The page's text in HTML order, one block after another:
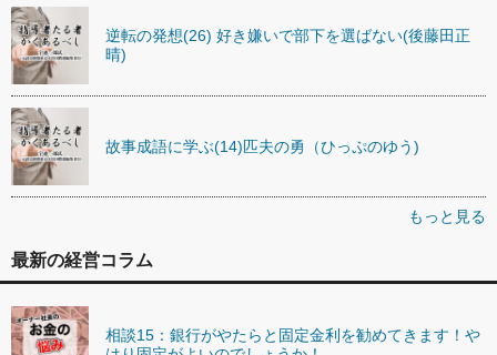
逆転の発想(26) 好き嫌いで部下を選ばない(後藤田正
晴)
故事成語に学ぶ(14)匹夫の勇（ひっぷのゆう)
もっと見る
最新の経営コラム
相談15：銀行がやたらと固定金利を勧めてきます！や